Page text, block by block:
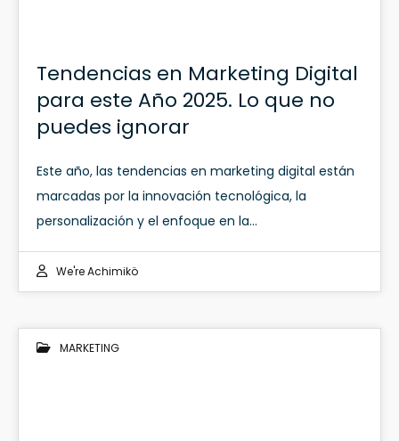
Tendencias en Marketing Digital
para este Año 2025. Lo que no
puedes ignorar
Este año, las tendencias en marketing digital están
marcadas por la innovación tecnológica, la
personalización y el enfoque en la…
We're Achimikö
MARKETING